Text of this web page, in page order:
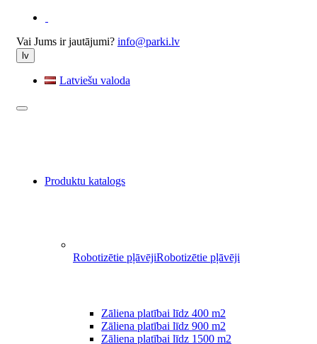
Vai Jums ir jautājumi? info@parki.lv
lv
Latviešu valoda
Produktu katalogs
Robotizētie pļāvējiRobotizētie pļāvēji
Zāliena platībai līdz 400 m2
Zāliena platībai līdz 900 m2
Zāliena platībai līdz 1500 m2